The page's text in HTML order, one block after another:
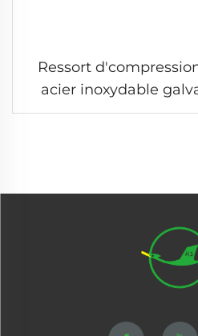
Ressort
acier inoxydable
double crochet